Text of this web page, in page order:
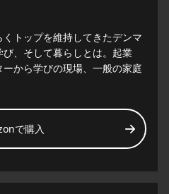
トップを維持してきたデンマ
、そして暮らしとは。起業
から学びの現場、一般の家庭
で購入